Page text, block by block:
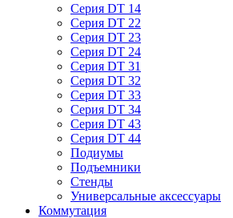
Серия DT 14
Серия DT 22
Серия DT 23
Серия DT 24
Серия DT 31
Серия DT 32
Серия DT 33
Серия DT 34
Серия DT 43
Серия DT 44
Подиумы
Подъемники
Стенды
Универсальные аксессуары
Коммутация